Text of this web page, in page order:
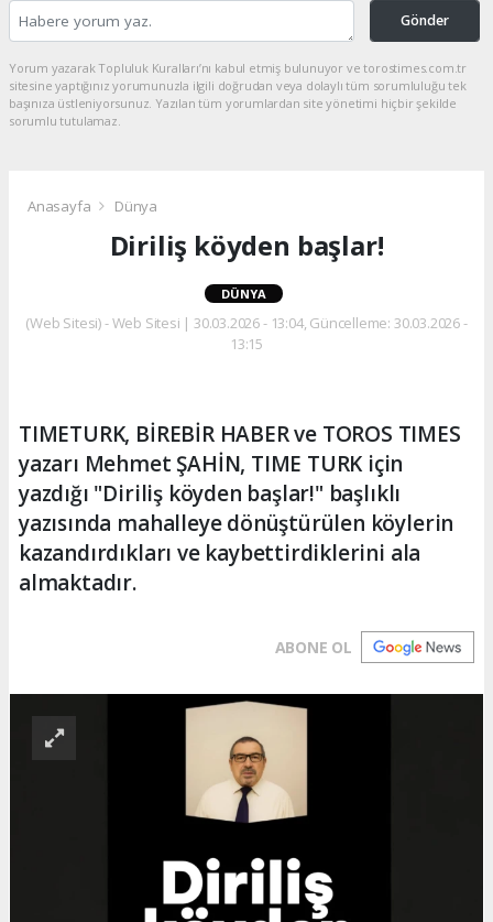
Gönder
Yorum yazarak Topluluk Kuralları’nı kabul etmiş bulunuyor ve torostimes.com.tr
sitesine yaptığınız yorumunuzla ilgili doğrudan veya dolaylı tüm sorumluluğu tek
başınıza üstleniyorsunuz. Yazılan tüm yorumlardan site yönetimi hiçbir şekilde
sorumlu tutulamaz.
Anasayfa Dünya
Diriliş köyden başlar!
DÜNYA
(Web Sitesi) - Web Sitesi | 30.03.2026 - 13:04, Güncelleme: 30.03.2026 -
13:15
TIMETURK, BİREBİR HABER ve TOROS TIMES
yazarı Mehmet ŞAHİN, TIME TURK için
yazdığı "Diriliş köyden başlar!" başlıklı
yazısında mahalleye dönüştürülen köylerin
kazandırdıkları ve kaybettirdiklerini ala
almaktadır.
ABONE OL